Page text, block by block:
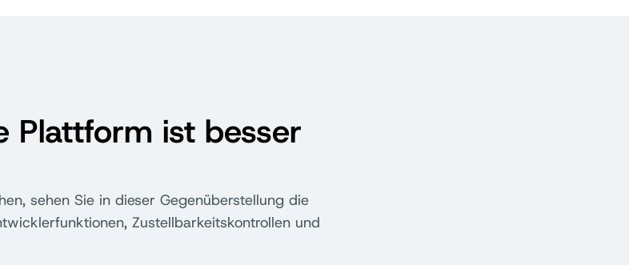
Plattform ist besser
sehen Sie in dieser Gegenüberstellung die
Zustellbarkeitskontrollen und